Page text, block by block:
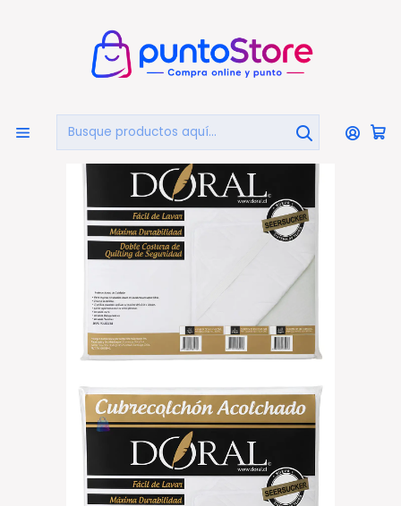
HOGAR Y DECORACIÓN Ropa De Cama
Cubrecolchón Acolchado Seersucker 2 Plazas
150x200cms - PS